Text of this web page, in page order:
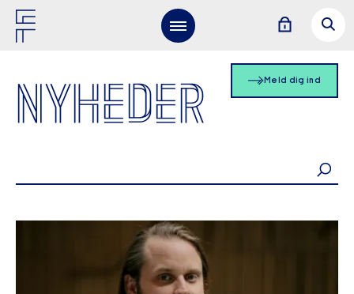
Meld dig ind
NYHEDER